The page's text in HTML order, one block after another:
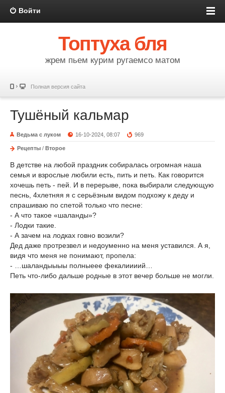
Войти
Топтуха бля
жрем пьем курим ругаемсо матом
Полная версия сайта
Тушёный кальмар
Ведьма с луком 16-10-2024, 08:07 969
Рецепты / Второе
В детстве на любой праздник собиралась огромная наша
семья и взрослые любили есть, пить и петь. Как говорится
хочешь петь - пей. И в перерыве, пока выбирали следующую
песнь, 4хлетняя я с серьёзным видом подхожу к деду и
спрашиваю по спетой только что песне:
- А что такое «шаланды»?
- Лодки такие.
- А зачем на лодках говно возили?
Дед даже протрезвел и недоуменно на меня уставился. А я,
видя что меня не понимают, пропела:
- …шаландыыыы полныеее фекалиииий…
Петь что-либо дальше родные в этот вечер больше не могли.